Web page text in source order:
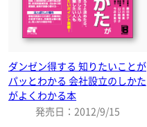
ダンゼン得する 知りたいことが
パッとわかる 会社設立のしかた
がよくわかる本
発売日：2012/9/15